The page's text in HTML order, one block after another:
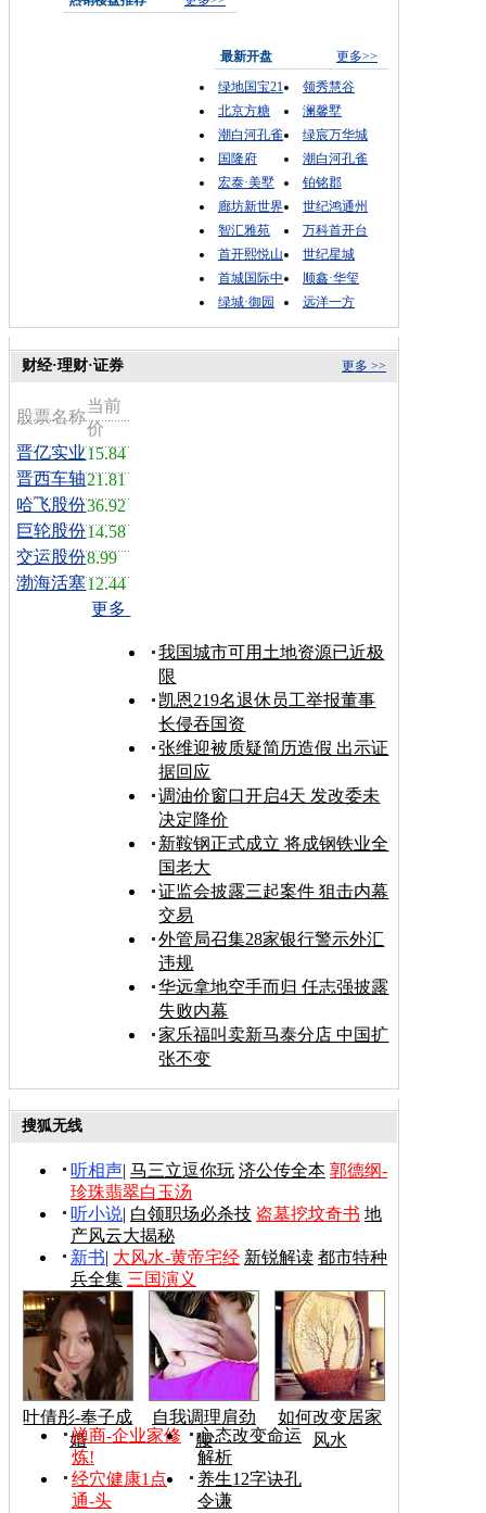
最新开盘
更多>>
绿地国宝21
领秀慧谷
北京方糖
澜馨墅
潮白河孔雀
绿宸万华城
国隆府
潮白河孔雀
宏泰·美墅
铂铭郡
廊坊新世界
世纪鸿通州
智汇雅苑
万科首开台
首开熙悦山
世纪星城
首城国际中
顺鑫·华玺
绿城·御园
远洋一方
更多 >>
财经·理财·证券
股票名称
当前
价
晋亿实业15.84
晋西车轴21.81
哈飞股份36.92
巨轮股份14.58
交运股份8.99
渤海活塞12.44
更多
我国城市可用土地资源已近极
限
凯恩219名退休员工举报董事
长侵吞国资
张维迎被质疑简历造假 出示证
据回应
调油价窗口开启4天 发改委未
决定降价
新鞍钢正式成立 将成钢铁业全
国老大
证监会披露三起案件 狙击内幕
交易
外管局召集28家银行警示外汇
违规
华远拿地空手而归 任志强披露
失败内幕
家乐福叫卖新马泰分店 中国扩
张不变
搜狐无线
听相声| 马三立逗你玩 济公传全本 郭德纲-
珍珠翡翠白玉汤
听小说| 白领职场必杀技 盗墓挖坟奇书 地
产风云大揭秘
新书| 大风水-黄帝宅经 新锐解读 都市特种
兵全集 三国演义
叶倩彤-奉子成
婚
自我调理肩劲
腰
如何改变居家
风水
禅商-企业家修
炼!
心态改变命运
解析
经穴健康1点
通-头
养生12字诀孔
令谦